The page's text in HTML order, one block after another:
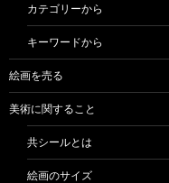
カテゴリーから
キーワードから
絵画を売る
美術に関すること
共シールとは
絵画のサイズ